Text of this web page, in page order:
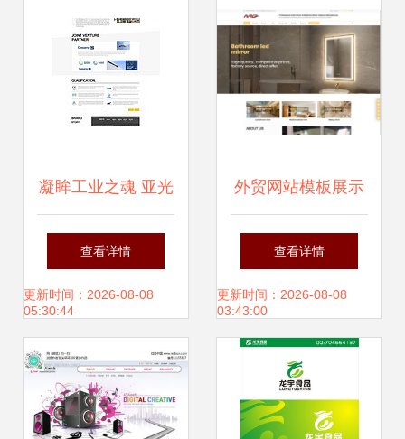
凝眸工业之魂 亚光
集团双语网站的品
牌视觉叙事
查看详情
更新时间：2026-08-08
05:30:44
外贸网站模板展示
提升全球业务的关
键设计策略
查看详情
更新时间：2026-08-08
03:43:00